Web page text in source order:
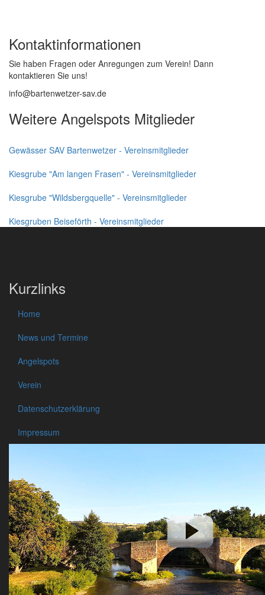
Kontaktinformationen
Sie haben Fragen oder Anregungen zum Verein! Dann
kontaktieren Sie uns!
info@bartenwetzer-sav.de
Weitere Angelspots Mitglieder
Gewässer SAV Bartenwetzer - Vereinsmitglieder
Kiesgrube "Am langen Frasen" - Vereinsmitglieder
Kiesgrube "Wildsbergquelle" - Vereinsmitglieder
Kiesgruben Beiseförth - Vereinsmitglieder
Kurzlinks
Home
News und Termine
Angelspots
Verein
Datenschutzerklärung
Impressum